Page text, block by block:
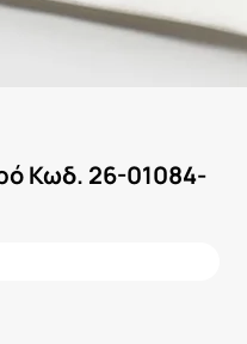
Κωδ. 26-01084-